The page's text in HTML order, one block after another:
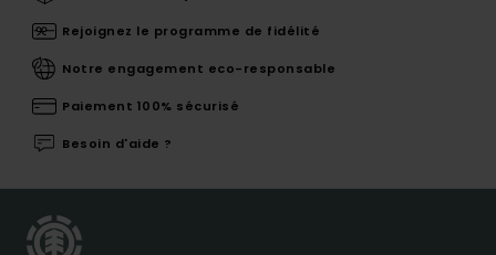
Rejoignez le programme de fidélité
Notre engagement eco-responsable
Paiement 100% sécurisé
Besoin d'aide ?